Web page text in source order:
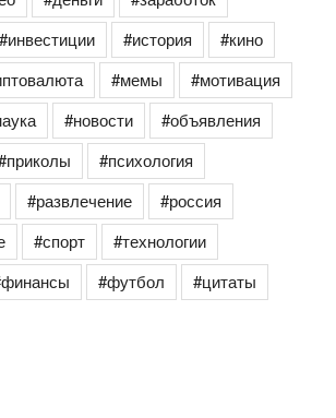
#инвестиции #история
#кино
#мемы
#мотивация
#новости
#объявления
#психология
#развлечение
#россия
#спорт
#технологии
#футбол
#цитаты